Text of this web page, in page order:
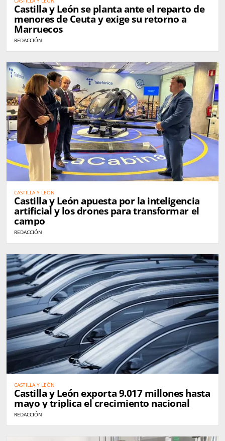
Castilla y León se planta ante el reparto de
menores de Ceuta y exige su retorno a
Marruecos
REDACCIÓN
CASTILLA Y LEÓN
Castilla y León apuesta por la inteligencia
artificial y los drones para transformar el
campo
REDACCIÓN
CASTILLA Y LEÓN
Castilla y León exporta 9.017 millones hasta
mayo y triplica el crecimiento nacional
REDACCIÓN